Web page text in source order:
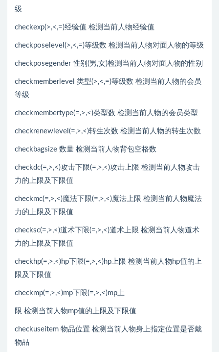
级
checkexp(>,<,=)经验值 检测当前人物经验值
checkposelevel(>,<,=)等级数 检测当前人物对面人物的等级
checkposegender 性别(男,女)检测当前人物对面人物的性别
checkmemberlevel 类型(>,<,=)等级数 检测当前人物的会员
等级
checkmembertype(=,>,<)类型数 检测当前人物的会员类型
checkrenewlevel(=,>,<)转生次数 检测当前人物的转生次数
checkbagsize 数量 检测当前人物背包空格数
checkdc(=,>,<)攻击下限(=,>,<)攻击上限 检测当前人物攻击
力的上限及下限值
checkmc(=,>,<)魔法下限(=,>,<)魔法上限 检测当前人物魔法
力的上限及下限值
checksc(=,>,<)道术下限(=,>,<)道术上限 检测当前人物道术
力的上限及下限值
checkhp(=,>,<)hp下限(=,>,<)hp上限 检测当前人物hp值的上
限及下限值
checkmp(=,>,<)mp下限(=,>,<)mp上
限 检测当前人物mp值的上限及下限值
checkuseitem 物品位置 检测当前人物身上指定位置是否戴
物品